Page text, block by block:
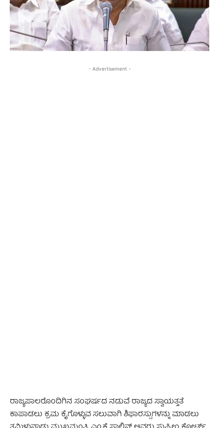
- Advertisement -
ರಾಜ್ಯಪಾಲರೊಂದಿಗಿನ ಸಂಘರ್ಷದ ನಡುವೆ ರಾಜ್ಯದ ಸ್ವಾಯತ್ತತೆ
ಕಾಪಾಡಲು ಕ್ರಮ ಕೈಗೊಳ್ಳುವ ಸಲುವಾಗಿ ಶಿಫಾರಸ್ಸುಗಳನ್ನು ಮಾಡಲು